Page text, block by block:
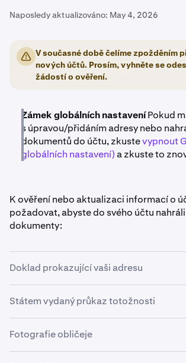
Naposledy aktualizováno: May 4, 2026
V současné době čelíme zpožděním
nových účtů. Prosím, vyhněte se
žádostí o ověření.
Zámek globálních nastaveníPokud
s úpravou/přidáním adresy nebo
dokumentů do účtu, zkustevypnout
globálních nastavení)a zkuste to
K ověření nebo aktualizaci informací o
požadovat, abyste do svého účtu
dokumenty:
Doklad prokazující vaši adresu
Doklad o adrese musí obsahovat vaše
a musí z data dřívějšího než tři měsíce
odeslání. NEPŘIJÍMÁME adresy P.O.
Státem vydaný průkaz totožnosti
Mezi platné dokumenty patří:
Fotografie obličeje